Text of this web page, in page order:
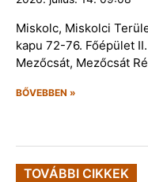
Miskolc, Miskolci
kapu 72-76. Főépület
Mezőcsát, Mezőcsát
BŐVEBBEN »
TOVÁBBI CIKKEK